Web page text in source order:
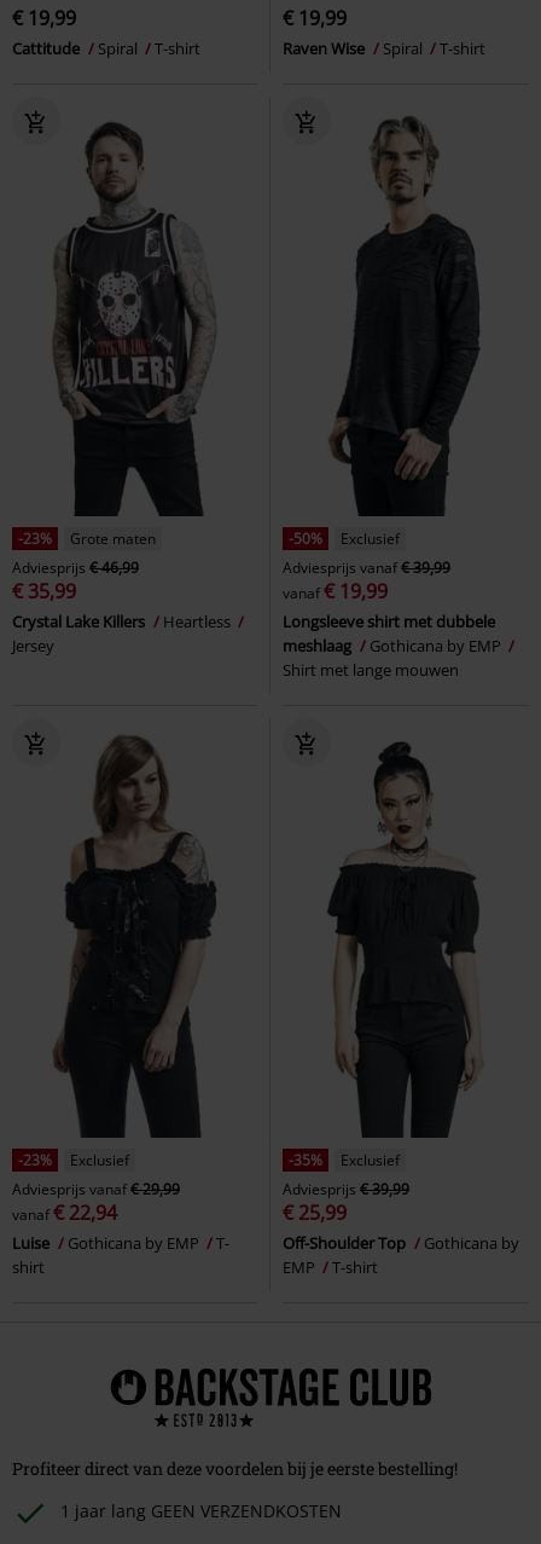
€ 19,99
Cattitude Spiral T-shirt
€ 19,99
Raven Wise Spiral T-shirt
-23%
Grote maten
Adviesprijs € 46,99
€ 35,99
Crystal Lake Killers
Heartless
Jersey
-50%
Exclusief
Adviesprijs vanaf€ 39,99
vanaf€ 19,99
Longsleeve shirt met dubbele
meshlaag
Gothicana by EMP
Shirt met lange mouwen
-23%
Exclusief
Adviesprijs vanaf€ 29,99
vanaf€ 22,94
Luise Gothicana by EMP
T-
shirt
-35%
Exclusief
Adviesprijs € 39,99
€ 25,99
Off-Shoulder Top
Gothicana by
EMP
T-shirt
Profiteer direct van deze voordelen bij je eerste bestelling!
1 jaar lang GEEN VERZENDKOSTEN